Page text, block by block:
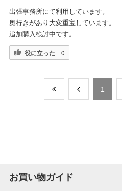
出張事務所にて利用しています。
奥行きがあり大変重宝しています。
追加購入検討中です。
役に立った 0
​1
お買い物ガイド